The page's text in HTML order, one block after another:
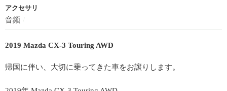
アクセサリ
音频
2019 Mazda CX-3 Touring AWD
帰国に伴い、大切に乗ってきた車をお譲りします。